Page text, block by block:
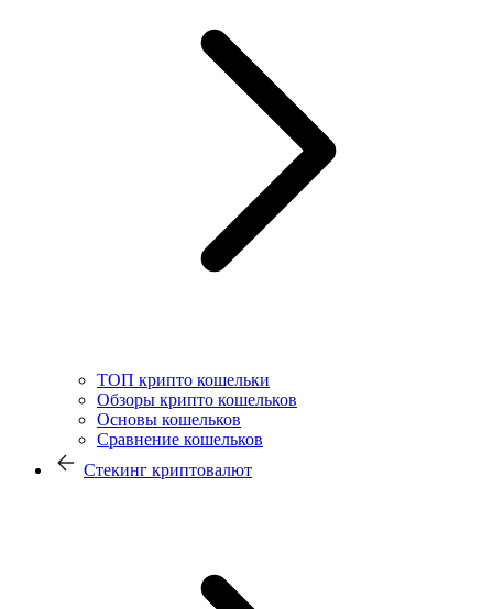
ТОП крипто кошельки
Обзоры крипто кошельков
Основы кошельков
Сравнение кошельков
Стекинг криптовалют